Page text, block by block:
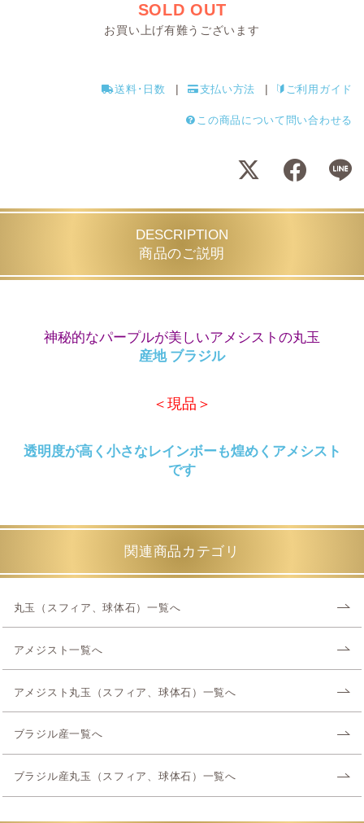
SOLD OUT
お買い上げ有難うございます
送料･日数 支払い方法 ご利用ガイド
この商品について問い合わせる
DESCRIPTION
商品のご説明
神秘的なパープルが美しいアメシストの丸玉
産地 ブラジル
＜現品＞
透明度が高く小さなレインボーも煌めくアメシスト
です
関連商品カテゴリ
丸玉（スフィア、球体石）一覧へ
アメジスト一覧へ
アメジスト丸玉（スフィア、球体石）一覧へ
ブラジル産一覧へ
ブラジル産丸玉（スフィア、球体石）一覧へ